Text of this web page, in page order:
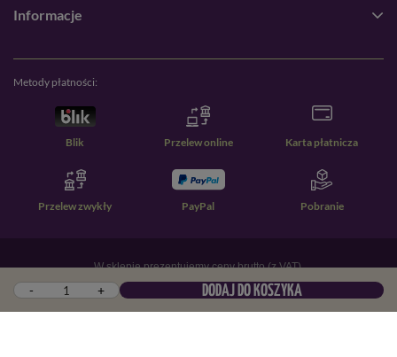
- + DODAJ DO KOSZYKA
Informacje
Metody płatności:
Blik Przelew online Karta płatnicza
Przelew zwykły PayPal Pobranie
W sklepie prezentujemy ceny brutto (z VAT).